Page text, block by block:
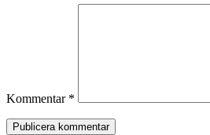
Kommentar *